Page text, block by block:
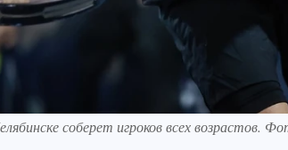
соберет игроков всех возрастов.